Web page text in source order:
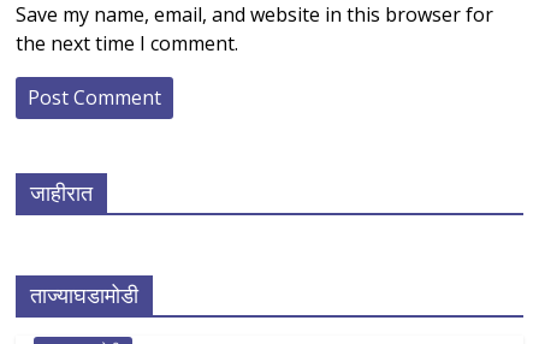
Save my name, email, and website in this browser for
the next time I comment.
जाहीरात
ताज्याघडामोडी